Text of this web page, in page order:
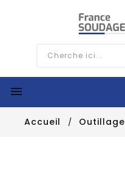

Accueil Outillage